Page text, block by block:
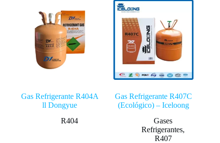
Gas Refrigerante R404A
ll Dongyue
R404
Gas Refrigerante R407C
(Ecológico) – Iceloong
Gases
Refrigerantes,
R407